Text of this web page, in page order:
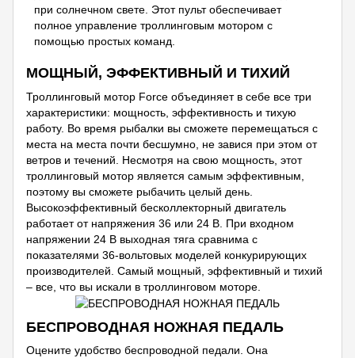
при солнечном свете. Этот пульт обеспечивает
полное управление троллинговым мотором с
помощью простых команд.
МОЩНЫЙ, ЭФФЕКТИВНЫЙ И ТИХИЙ
Троллинговый мотор Force объединяет в себе все три
характеристики: мощность, эффективность и тихую
работу. Во время рыбалки вы сможете перемещаться с
места на места почти бесшумно, не завися при этом от
ветров и течений. Несмотря на свою мощность, этот
троллинговый мотор является самым эффективным,
поэтому вы сможете рыбачить целый день.
Высокоэффективный бесколлекторный двигатель
работает от напряжения 36 или 24 В. При входном
напряжении 24 В выходная тяга сравнима с
показателями 36-вольтовых моделей конкурирующих
производителей. Самый мощный, эффективный и тихий
– все, что вы искали в троллинговом моторе.
БЕСПРОВОДНАЯ НОЖНАЯ ПЕДАЛЬ
Оцените удобство беспроводной педали. Она